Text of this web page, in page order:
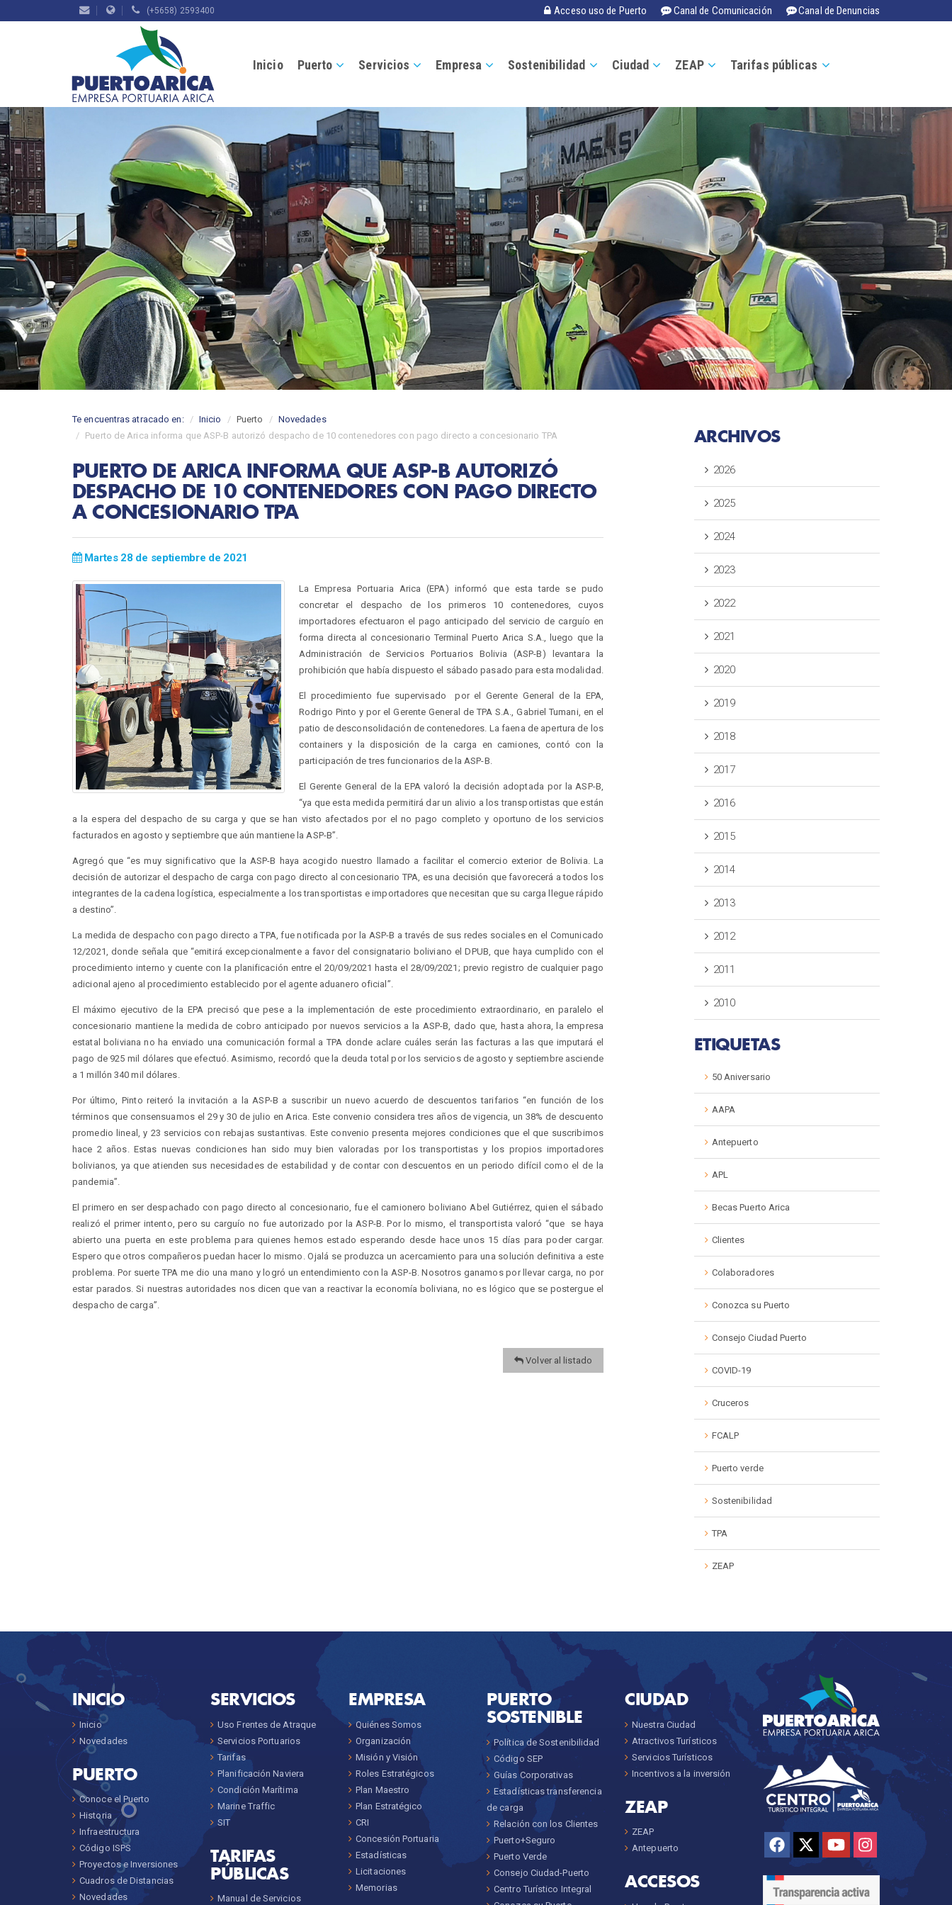
(+5658) 2593400 Acceso uso de Puerto Canal de Comunicación Canal de Denuncias
Inicio Puerto Servicios Empresa Sostenibilidad Ciudad ZEAP Tarifas públicas
Te encuentras atracado en: Inicio Puerto
Novedades
Puerto de Arica informa que ASP-B autorizó despacho de 10 contenedores con pago directo a concesionario TPA
PUERTO DE ARICA INFORMA QUE ASP-B AUTORIZÓ
DESPACHO DE 10 CONTENEDORES CON PAGO DIRECTO
A CONCESIONARIO TPA
Martes 28 de septiembre de 2021
La Empresa Portuaria Arica (EPA) informó que esta tarde se pudo
concretar el despacho de los primeros 10 contenedores, cuyos
importadores efectuaron el pago anticipado del servicio de carguío en
forma directa al concesionario Terminal Puerto Arica S.A., luego que la
Administración de Servicios Portuarios Bolivia (ASP-B) levantara la
prohibición que había dispuesto el sábado pasado para esta modalidad.
El procedimiento fue supervisado por el Gerente General de la EPA,
Rodrigo Pinto y por el Gerente General de TPA S.A., Gabriel Tumani, en el
patio de desconsolidación de contenedores. La faena de apertura de los
containers y la disposición de la carga en camiones, contó con la
participación de tres funcionarios de la ASP-B.
El Gerente General de la EPA valoró la decisión adoptada por la ASP-B,
“ya que esta medida permitirá dar un alivio a los transportistas que están
a la espera del despacho de su carga y que se han visto afectados por el no pago completo y oportuno de los servicios
facturados en agosto y septiembre que aún mantiene la ASP-B”.
Agregó que “es muy significativo que la ASP-B haya acogido nuestro llamado a facilitar el comercio exterior de Bolivia. La
decisión de autorizar el despacho de carga con pago directo al concesionario TPA, es una decisión que favorecerá a todos los
integrantes de la cadena logística, especialmente a los transportistas e importadores que necesitan que su carga llegue rápido
a destino”.
La medida de despacho con pago directo a TPA, fue notificada por la ASP-B a través de sus redes sociales en el Comunicado
12/2021, donde señala que “emitirá excepcionalmente a favor del consignatario boliviano el DPUB, que haya cumplido con el
procedimiento interno y cuente con la planificación entre el 20/09/2021 hasta el 28/09/2021; previo registro de cualquier pago
adicional ajeno al procedimiento establecido por el agente aduanero oficial”.
El máximo ejecutivo de la EPA precisó que pese a la implementación de este procedimiento extraordinario, en paralelo el
concesionario mantiene la medida de cobro anticipado por nuevos servicios a la ASP-B, dado que, hasta ahora, la empresa
estatal boliviana no ha enviado una comunicación formal a TPA donde aclare cuáles serán las facturas a las que imputará el
pago de 925 mil dólares que efectuó. Asimismo, recordó que la deuda total por los servicios de agosto y septiembre asciende
a 1 millón 340 mil dólares.
Por último, Pinto reiteró la invitación a la ASP-B a suscribir un nuevo acuerdo de descuentos tarifarios “en función de los
términos que consensuamos el 29 y 30 de julio en Arica. Este convenio considera tres años de vigencia, un 38% de descuento
promedio lineal, y 23 servicios con rebajas sustantivas. Este convenio presenta mejores condiciones que el que suscribimos
hace 2 años. Estas nuevas condiciones han sido muy bien valoradas por los transportistas y los propios importadores
bolivianos, ya que atienden sus necesidades de estabilidad y de contar con descuentos en un periodo difícil como el de la
pandemia”.
El primero en ser despachado con pago directo al concesionario, fue el camionero boliviano Abel Gutiérrez, quien el sábado
realizó el primer intento, pero su carguío no fue autorizado por la ASP-B. Por lo mismo, el transportista valoró “que se haya
abierto una puerta en este problema para quienes hemos estado esperando desde hace unos 15 días para poder cargar.
Espero que otros compañeros puedan hacer lo mismo. Ojalá se produzca un acercamiento para una solución definitiva a este
problema. Por suerte TPA me dio una mano y logró un entendimiento con la ASP-B. Nosotros ganamos por llevar carga, no por
estar parados. Si nuestras autoridades nos dicen que van a reactivar la economía boliviana, no es lógico que se postergue el
despacho de carga”.
Volver al listado
ARCHIVOS
2026
2025
2024
2023
2022
2021
2020
2019
2018
2017
2016
2015
2014
2013
2012
2011
2010
ETIQUETAS
50 Aniversario
AAPA
Antepuerto
APL
Becas Puerto Arica
Clientes
Colaboradores
Conozca su Puerto
Consejo Ciudad Puerto
COVID-19
Cruceros
FCALP
Puerto verde
Sostenibilidad
TPA
ZEAP
INICIO
Inicio
Novedades
PUERTO
Conoce el Puerto
Historia
Infraestructura
Código ISPS
Proyectos e Inversiones
Cuadros de Distancias
Novedades
SERVICIOS
Uso Frentes de Atraque
Servicios Portuarios
Tarifas
Planificación Naviera
Condición Marítima
Marine Traffic
SIT
TARIFAS
PÚBLICAS
Manual de Servicios
EMPRESA
Quiénes Somos
Organización
Misión y Visión
Roles Estratégicos
Plan Maestro
Plan Estratégico
CRI
Concesión Portuaria
Estadísticas
Licitaciones
Memorias
PUERTO
SOSTENIBLE
Política de Sostenibilidad
Código SEP
Guías Corporativas
Estadísticas transferencia
de carga
Relación con los Clientes
Puerto+Seguro
Puerto Verde
Consejo Ciudad-Puerto
Centro Turístico Integral
CIUDAD
Nuestra Ciudad
Atractivos Turísticos
Servicios Turísticos
Incentivos a la inversión
ZEAP
ZEAP
Antepuerto
ACCESOS